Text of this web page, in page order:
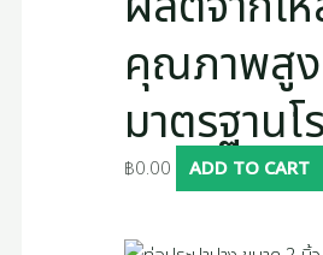
คุณภาพสูง
มาตรฐานโ
฿0.00 ADD TO CART